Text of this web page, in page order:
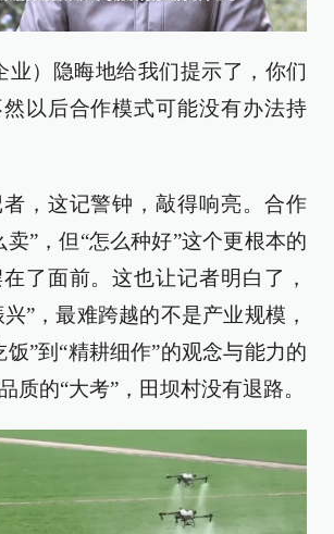
业）隐晦地给我们提示了，你们
以后合作模式可能没有办法持
，这记警钟，敲得响亮。合作
卖”，但“怎么种好”这个更根本的
了面前。这也让记者明白了，
兴”，最难跨越的不是产业规模，
饭”到“精耕细作”的观念与能力的
质的“大考”，田坝村没有退路。